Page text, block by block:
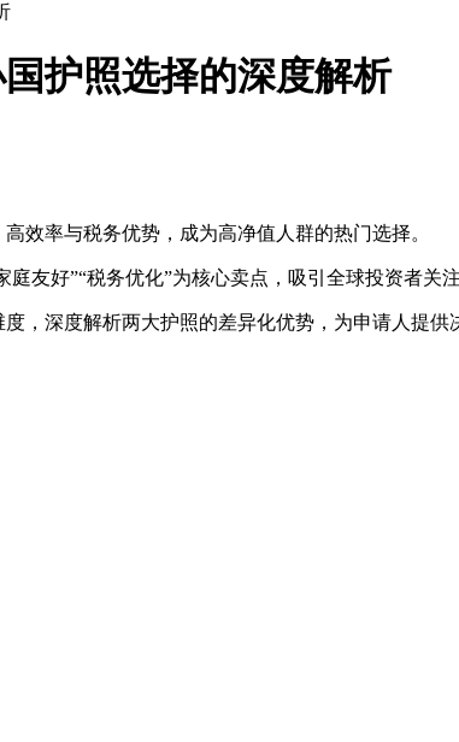
护照选择的深度解析
效率与税务优势，成为高净值人群的热门选择。
友好”“税务优化”为核心卖点，吸引全球投资者关注
，深度解析两大护照的差异化优势，为申请人提供